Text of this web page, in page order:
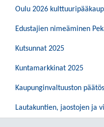
Oulu 2026
Edustajien nimeäminen
Kutsunnat 2025
Kuntamarkkinat 2025
Kaupunginvaltuuston
Lautakuntien, jaostojen ja